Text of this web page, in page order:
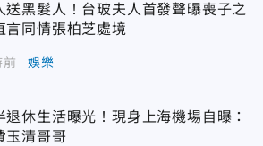
送黑髮人！台玻夫人首發聲曝喪子之
同情張柏芝處境
前 娛樂
退休生活曝光！現身上海機場自曝：
玉清哥哥